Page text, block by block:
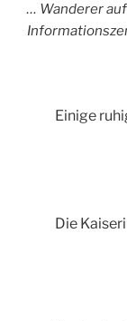
… Wanderer
Einige
Die